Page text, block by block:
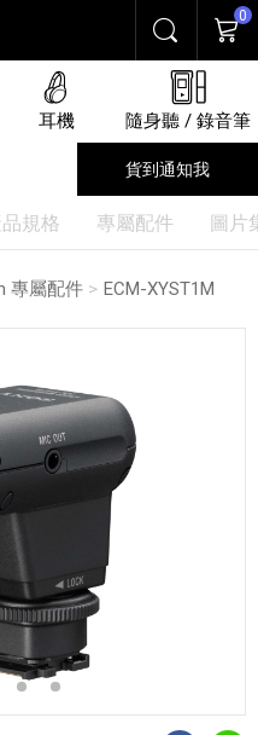
搜尋 購物
0
耳機 隨身聽 / 錄音筆
貨到通知我
品規格 專屬配件 圖片
專屬配件 目前頁面：
ECM-XYST1M